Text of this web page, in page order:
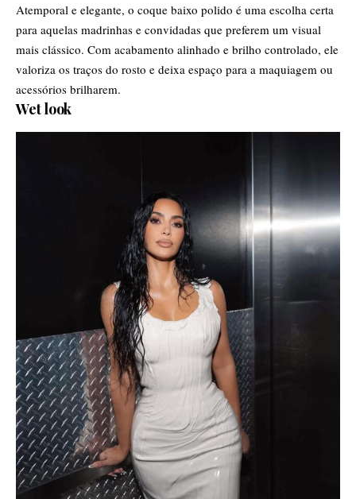
Atemporal e elegante, o coque baixo polido é uma escolha certa
para aquelas madrinhas e convidadas que preferem um visual
mais clássico. Com acabamento alinhado e brilho controlado, ele
valoriza os traços do rosto e deixa espaço para a maquiagem ou
acessórios brilharem.
Wet look